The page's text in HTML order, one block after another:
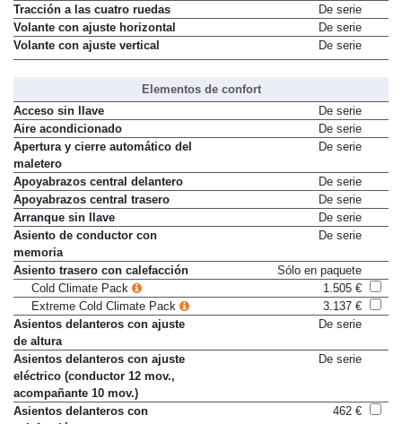
Tracción a las cuatro ruedas
De serie
Volante con ajuste horizontal
De serie
Volante con ajuste vertical
De serie
Elementos de confort
Acceso sin llave
De serie
Aire acondicionado
De serie
Apertura y cierre automático del
maletero
De serie
Apoyabrazos central delantero
De serie
Apoyabrazos central trasero
De serie
Arranque sin llave
De serie
Asiento de conductor con
memoria
De serie
Asiento trasero con calefacción
Sólo en paquete
Cold Climate Pack
1.505 €
Extreme Cold Climate Pack
3.137 €
Asientos delanteros con ajuste
de altura
De serie
Asientos delanteros con ajuste
eléctrico (conductor 12 mov.,
acompañante 10 mov.)
De serie
Asientos delanteros con
462 €